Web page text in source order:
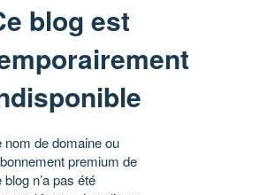
blog est
nom de domaine ou
premium de
blog n’a pas été